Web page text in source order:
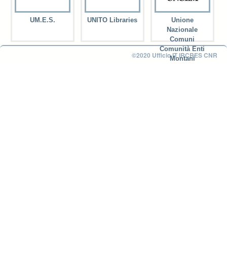
UM.E.S. UNITO Libraries
Unione
Nazionale
Comuni
Comunità Enti
Montani
©2020 Ufficio IT IRCRES CNR